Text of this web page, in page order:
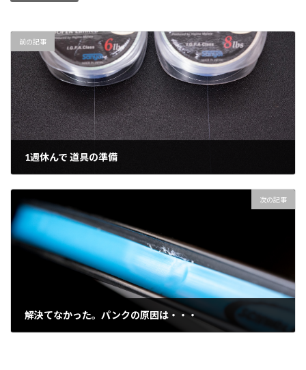
前の記事
1週休んで 道具の準備
次の記事
解決てなかった。パンクの原因は・・・